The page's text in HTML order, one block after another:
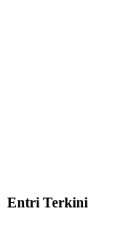
Entri Terkini